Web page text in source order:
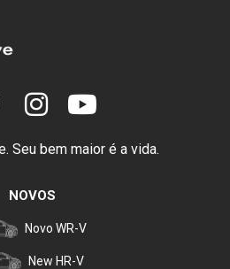
Seu bem maior é a vida.
NOVOS
Novo WR-V
New HR-V